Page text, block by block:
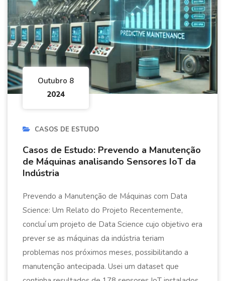
Outubro 8
2024
CASOS DE ESTUDO
Casos de Estudo: Prevendo a Manutenção
de Máquinas analisando Sensores IoT da
Indústria
Prevendo a Manutenção de Máquinas com Data
Science: Um Relato do Projeto Recentemente,
concluí um projeto de Data Science cujo objetivo era
prever se as máquinas da indústria teriam
problemas nos próximos meses, possibilitando a
manutenção antecipada. Usei um dataset que